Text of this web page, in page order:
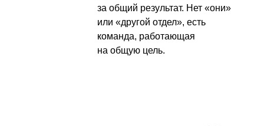
за общий результат. Нет «они»
или «другой отдел», есть
команда, работающая
на общую цель.